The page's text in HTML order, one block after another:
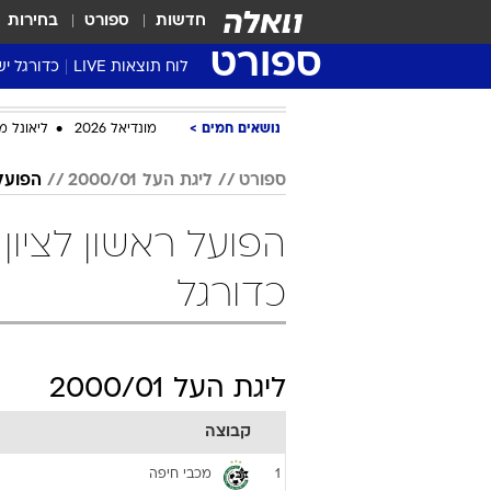
חדשות ספורט בחירות
ספורט לוח תוצאות LIVE כדורגל
ליגת העל Winner
גביע
שגרירים
נושאים חמים מונדיאל 2026 ליאונל
ספורט ליגת העל 2000/01
כדורגל
ליגת העל 2000/01
קבוצה
1 מכבי חיפה